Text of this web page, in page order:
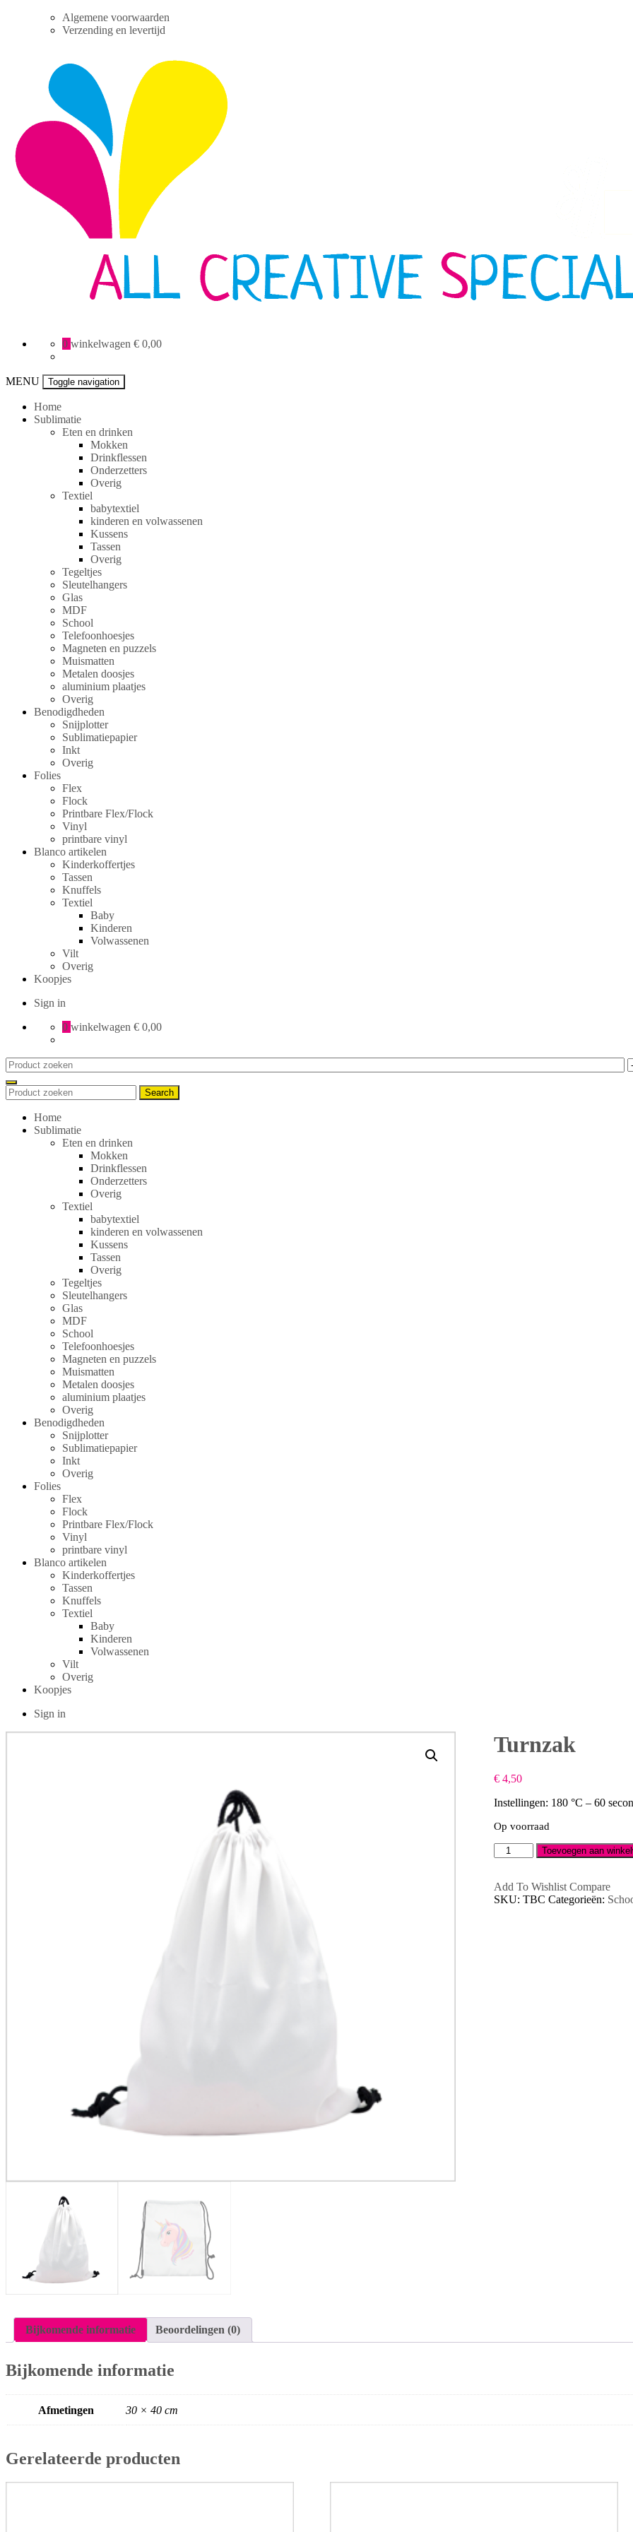
Algemene voorwaarden
Verzending en levertijd
Creative
0 winkelwagen € 0,00
MENU Toggle navigation
Home
Sublimatie
Eten en drinken
Mokken
Drinkflessen
Onderzetters
Overig
Textiel
babytextiel
kinderen en volwassenen
Kussens
Tassen
Overig
Tegeltjes
Sleutelhangers
Glas
MDF
School
Telefoonhoesjes
Magneten en puzzels
Muismatten
Metalen doosjes
aluminium plaatjes
Overig
Benodigdheden
Snijplotter
Sublimatiepapier
Inkt
Overig
Folies
Flex
Flock
Printbare Flex/Flock
Vinyl
printbare vinyl
Blanco artikelen
Kinderkoffertjes
Tassen
Knuffels
Textiel
Baby
Kinderen
Volwassenen
Vilt
Overig
Koopjes
Sign in
0 winkelwagen € 0,00
Search
for:
Search
for:
Search
Home
Sublimatie
Eten en drinken
Mokken
Drinkflessen
Onderzetters
Overig
Textiel
babytextiel
kinderen en volwassenen
Kussens
Tassen
Overig
Tegeltjes
Sleutelhangers
Glas
MDF
School
Telefoonhoesjes
Magneten en puzzels
Muismatten
Metalen doosjes
aluminium plaatjes
Overig
Benodigdheden
Snijplotter
Sublimatiepapier
Inkt
Overig
Folies
Flex
Flock
Printbare Flex/Flock
Vinyl
printbare vinyl
Blanco artikelen
Kinderkoffertjes
Tassen
Knuffels
Textiel
Baby
Kinderen
Volwassenen
Vilt
Overig
Koopjes
Sign in
Turnzak
€4,50
Instellingen: 180 °C – 60
Op voorraad
Turnzak
aantal
Toevoegen aan
Add To Wishlist Compare
SKU: TBC Categorieën:
Bijkomende informatie Beoordelingen (0)
Bijkomende informatie
Afmetingen 30 × 40 cm
Gerelateerde producten